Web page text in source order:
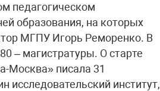
педагогическом
образования, на которых
МГПУ Игорь Реморенко. В
– магистратуры. О старте
Москва» писала 31
исследовательский институт,